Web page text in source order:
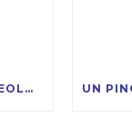
LA BOUÉE FEH DU PROJET EOLMED PRÊTE À RECEVOIR LA COMPAGNIE DES ÉOLIENNES FLOTTANTES